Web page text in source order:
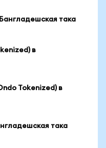
така
в
Tokenized) в
така